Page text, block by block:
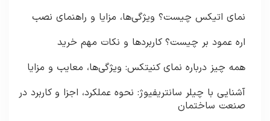
نمای اتیکس چیست؟ ویژگی‌ها، مزایا و راهنمای نصب
اره عمود بر چیست؟ کاربردها و نکات مهم خرید
همه چیز درباره نمای کنیتکس: ویژگی‌ها، معایب و مزایا
آشنایی با چیلر سانتریفیوژ: نحوه عملکرد، اجزا و کاربرد در
صنعت ساختمان